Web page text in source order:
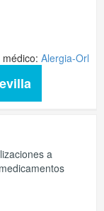
Alergia-Orl
a